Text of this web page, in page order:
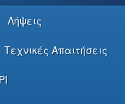
Λήψεις
Τεχνικές Απαιτήσεις